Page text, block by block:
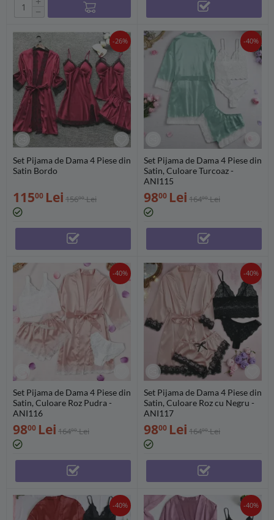
−
-26%
Set Pijama de Dama 4 Piese din
Satin Bordo
11500 Lei 15600 Lei
-40%
Set Pijama de Dama 4 Piese din
Satin, Culoare Turcoaz -
ANI115
9800 Lei 16400 Lei
-40%
Set Pijama de Dama 4 Piese din
Satin, Culoare Roz Pudra -
ANI116
9800 Lei 16400 Lei
-40%
Set Pijama de Dama 4 Piese din
Satin, Culoare Roz cu Negru -
ANI117
9800 Lei 16400 Lei
-40% -40%